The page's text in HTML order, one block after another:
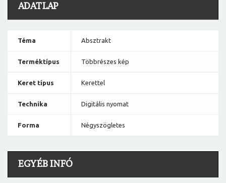
ADATLAP
Téma Absztrakt
Terméktípus Többrészes kép
Keret típus Kerettel
Technika Digitális nyomat
Forma Négyszögletes
EGYÉB INFÓ